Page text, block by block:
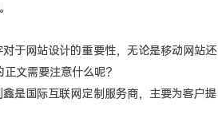
于网站设计的重要性，无论是移动网站还
文需要注意什么呢？
是国际互联网定制服务商，主要为客户提